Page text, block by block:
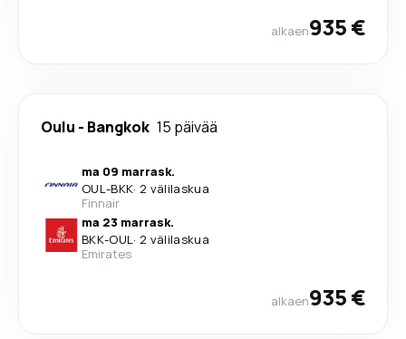
alkaen935 €
Oulu - Bangkok 15 päivää
ma 09 marrask.
OUL-BKK· 2 välilaskua
Finnair
ma 23 marrask.
BKK-OUL· 2 välilaskua
Emirates
alkaen935 €